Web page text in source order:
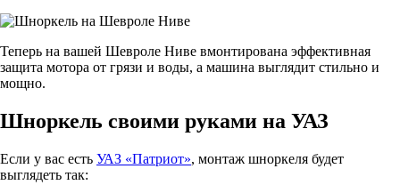
Теперь на вашей Шевроле Ниве вмонтирована эффективная
защита мотора от грязи и воды, а машина выглядит стильно и
мощно.
Шноркель своими руками на УАЗ
Если у вас есть УАЗ «Патриот», монтаж шноркеля будет
выглядеть так: